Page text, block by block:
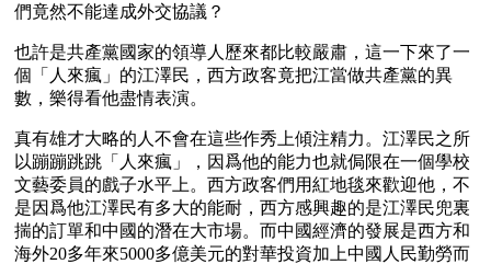
們竟然不能達成外交協議？
也許是共產黨國家的領導人歷來都比較嚴肅，這一下來了一
個「人來瘋」的江澤民，西方政客竟把江當做共產黨的異
數，樂得看他盡情表演。
真有雄才大略的人不會在這些作秀上傾注精力。江澤民之所
以蹦蹦跳跳「人來瘋」，因爲他的能力也就侷限在一個學校
文藝委員的戲子水平上。西方政客們用紅地毯來歡迎他，不
是因爲他江澤民有多大的能耐，西方感興趣的是江澤民兜裏
揣的訂單和中國的潛在大市場。而中國經濟的發展是西方和
海外20多年來5000多億美元的對華投資加上中國人民勤勞而